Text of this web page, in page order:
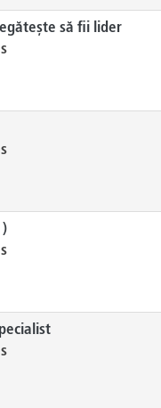
să fii lider
)